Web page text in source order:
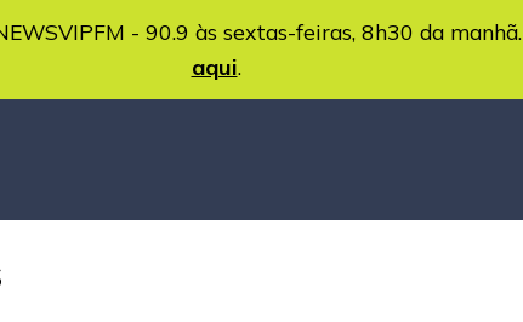
- 90.9 às sextas-feiras, 8h30 da manhã.
aqui.